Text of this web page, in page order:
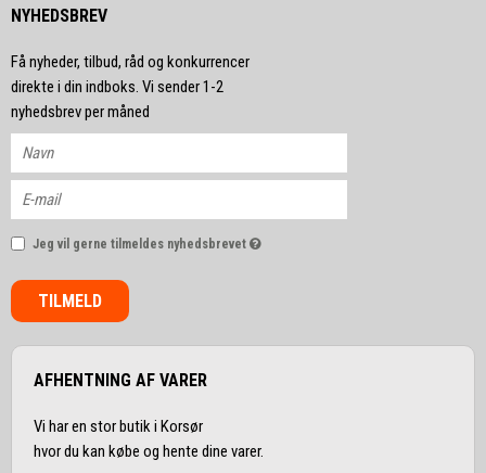
NYHEDSBREV
Få nyheder, tilbud, råd og konkurrencer
direkte i din indboks. Vi sender 1-2
nyhedsbrev per måned
Jeg vil gerne tilmeldes nyhedsbrevet
TILMELD
AFHENTNING AF VARER
Vi har en stor butik i Korsør
hvor du kan købe og hente dine varer.